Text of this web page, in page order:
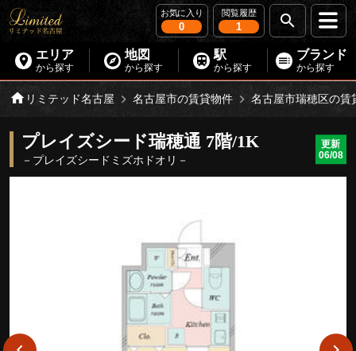
お気に入り
0
閲覧履歴
1
エリア
から探す
地図
から探す
駅
から探す
ブランド
から探す
リミテッド名古屋 名古屋市の賃貸物件 名古屋市瑞穂区の賃
プレイズシード瑞穂通 7階/1K
－プレイズシードミズホドオリ－
更新
06/08